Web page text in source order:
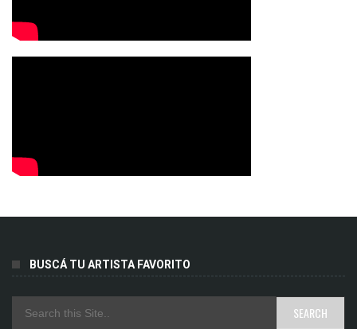
BUSCÁ TU ARTISTA FAVORITO